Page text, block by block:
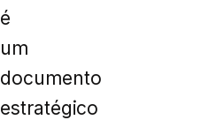
é
um
documento
estratégico